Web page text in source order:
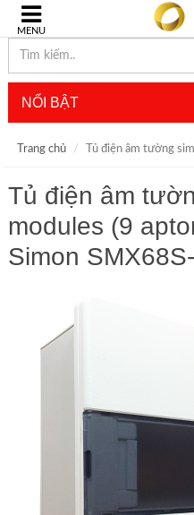
MENU
NỔI BẬT
Trang chủ Tủ điện âm tường
Tủ điện âm
modules (9
Simon